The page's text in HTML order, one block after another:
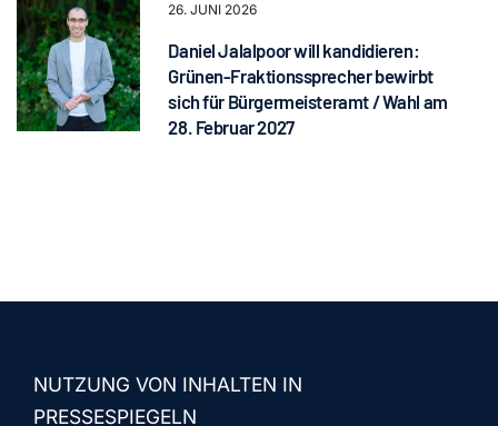
26. JUNI 2026
Daniel Jalalpoor will kandidieren:
Grünen-Fraktionssprecher bewirbt
sich für Bürgermeisteramt / Wahl am
28. Februar 2027
NUTZUNG VON INHALTEN IN
PRESSESPIEGELN